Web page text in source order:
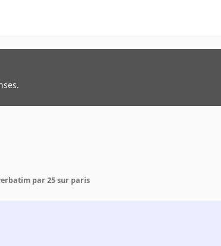
par 25 sur paris